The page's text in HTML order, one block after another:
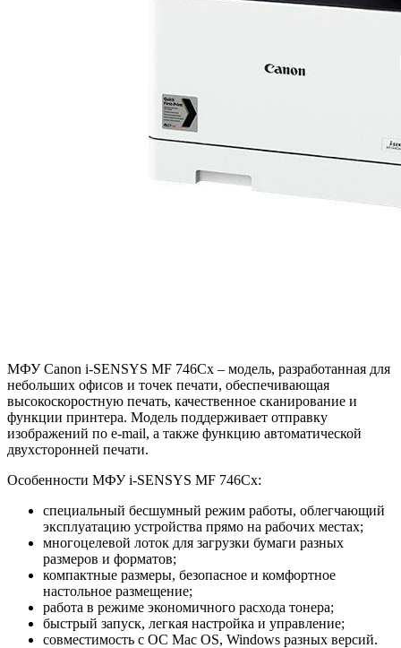
МФУ Canon i-SENSYS MF 746Cx – модель, разработанная для
небольших офисов и точек печати, обеспечивающая
высокоскоростную печать, качественное сканирование и
функции принтера. Модель поддерживает отправку
изображений по e-mail, а также функцию автоматической
двухсторонней печати.
Особенности МФУ i-SENSYS MF 746Cx:
специальный бесшумный режим работы, облегчающий
эксплуатацию устройства прямо на рабочих местах;
многоцелевой лоток для загрузки бумаги разных
размеров и форматов;
компактные размеры, безопасное и комфортное
настольное размещение;
работа в режиме экономичного расхода тонера;
быстрый запуск, легкая настройка и управление;
совместимость с ОС Mac OS, Windows разных версий.